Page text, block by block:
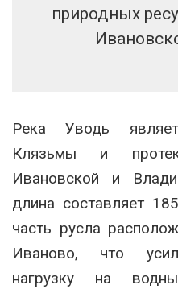
природных
Река Уводь
Клязьмы и
Ивановской и
длина составляет
часть русла
Иваново, что
нагрузку на